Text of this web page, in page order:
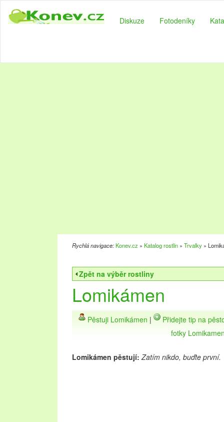
Diskuze Fotodeníky
Rychlá navigace:Konev.cz » Katalog rostlin » Trvalky »
Zpět na výběr rostliny
Lomikámen
Pěstuji Lomikámen |
Přidejte tip na
fotky
Lomikámen pěstují: Zatím nikdo, buďte první.